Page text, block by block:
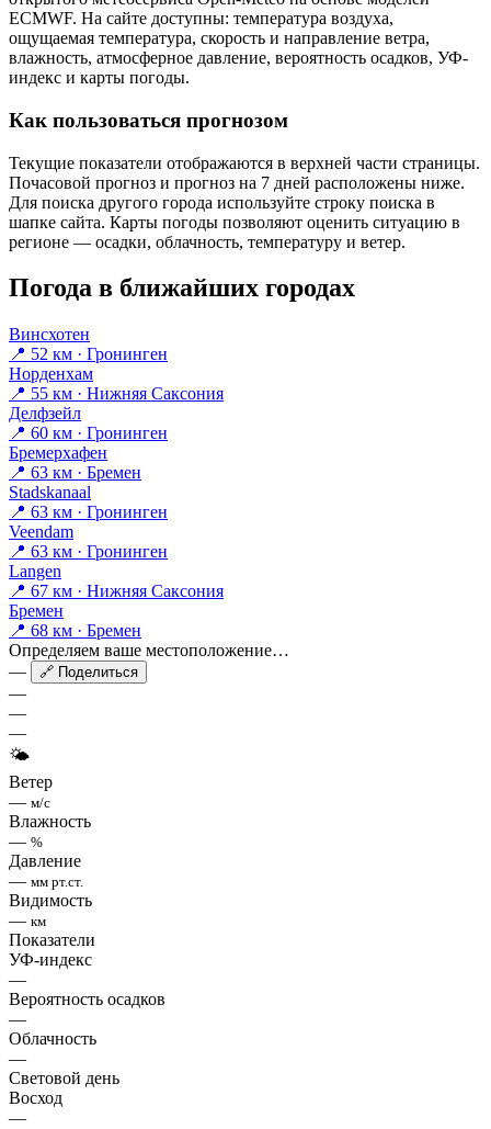
ECMWF. На сайте доступны: температура воздуха,
ощущаемая температура, скорость и направление ветра,
влажность, атмосферное давление, вероятность осадков, УФ-
индекс и карты погоды.
Как пользоваться прогнозом
Текущие показатели отображаются в верхней части страницы.
Почасовой прогноз и прогноз на 7 дней расположены ниже.
Для поиска другого города используйте строку поиска в
шапке сайта. Карты погоды позволяют оценить ситуацию в
регионе — осадки, облачность, температуру и ветер.
Погода в ближайших городах
Винсхотен
📍 52 км · Гронинген
Норденхам
📍 55 км · Нижняя Саксония
Делфзейл
📍 60 км · Гронинген
Бремерхафен
📍 63 км · Бремен
Stadskanaal
📍 63 км · Гронинген
Veendam
📍 63 км · Гронинген
Langen
📍 67 км · Нижняя Саксония
Бремен
📍 68 км · Бремен
Определяем ваше местоположение…
—
🔗 Поделиться
—
—
—
🌤
Ветер
— м/с
Влажность
— %
Давление
— мм рт.ст.
Видимость
— км
Показатели
УФ-индекс
—
Вероятность осадков
—
Облачность
—
Световой день
Восход
—